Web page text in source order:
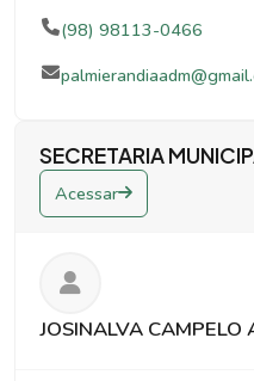
(98) 98113-0466
SECRETARIA
Acessar
JOSINALVA CAMPELO